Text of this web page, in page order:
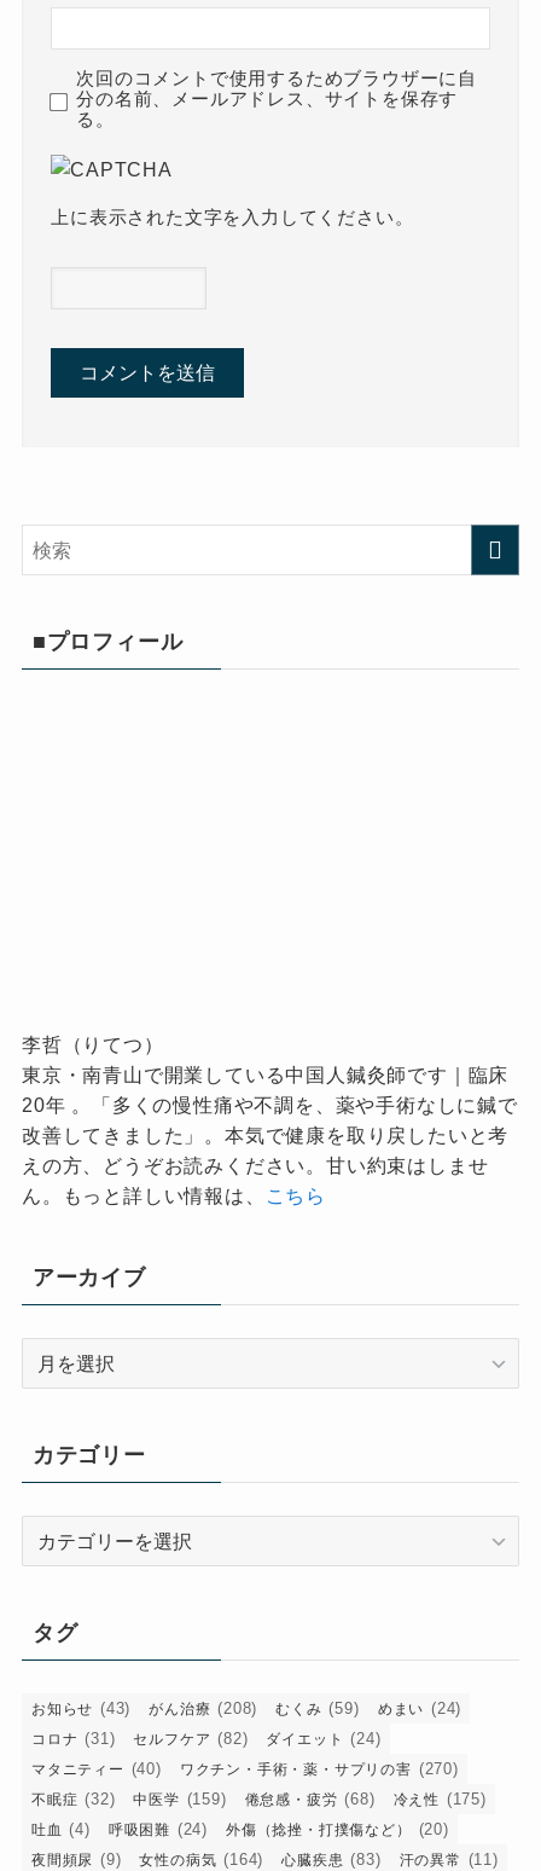
次回のコメントで使用するためブラウザーに自
分の名前、メールアドレス、サイトを保存す
る。
上に表示された文字を入力してください。
■プロフィール
李哲（りてつ）
東京・南青山で開業している中国人鍼灸師です｜臨床
20年 。「多くの慢性痛や不調を、薬や手術なしに鍼で
改善してきました」。本気で健康を取り戻したいと考
えの方、どうぞお読みください。甘い約束はしませ
ん。もっと詳しい情報は、
こちら
アーカイブ
ブ
カテゴリー
ー
タグ
お知らせ (43) がん治療 (208) むくみ (59) めまい (24)
コロナ (31) セルフケア (82) ダイエット (24)
マタニティー (40) ワクチン・手術・薬・サプリの害 (270)
不眠症 (32) 中医学 (159) 倦怠感・疲労 (68) 冷え性 (175)
吐血 (4) 呼吸困難 (24) 外傷（捻挫・打撲傷など） (20)
夜間頻尿 (9) 女性の病気 (164) 心臓疾患 (83) 汗の異常 (11)